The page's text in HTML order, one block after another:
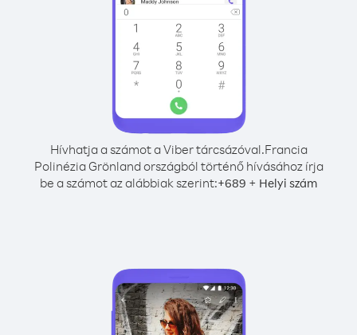
Hívhatja a számot a Viber tárcsázóval.Francia
Polinézia Grönland országból történő hívásához írja
be a számot az alábbiak szerint:+689 + Helyi szám